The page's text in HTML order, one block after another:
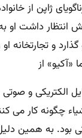
در شهرناگویای ژاپن
انتظار داشت او
گذارد و تجارتخانه
«آکیو» از
الکتریکی و صوتی
چگونه کار می
بود. به همین